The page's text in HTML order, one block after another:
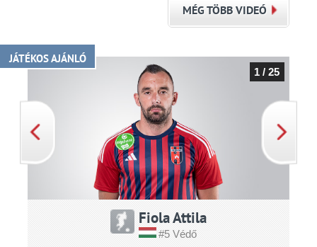
MÉG TÖBB VIDEÓ
JÁTÉKOS AJÁNLÓ
Fiola Attila
#5 Védő
1 / 25